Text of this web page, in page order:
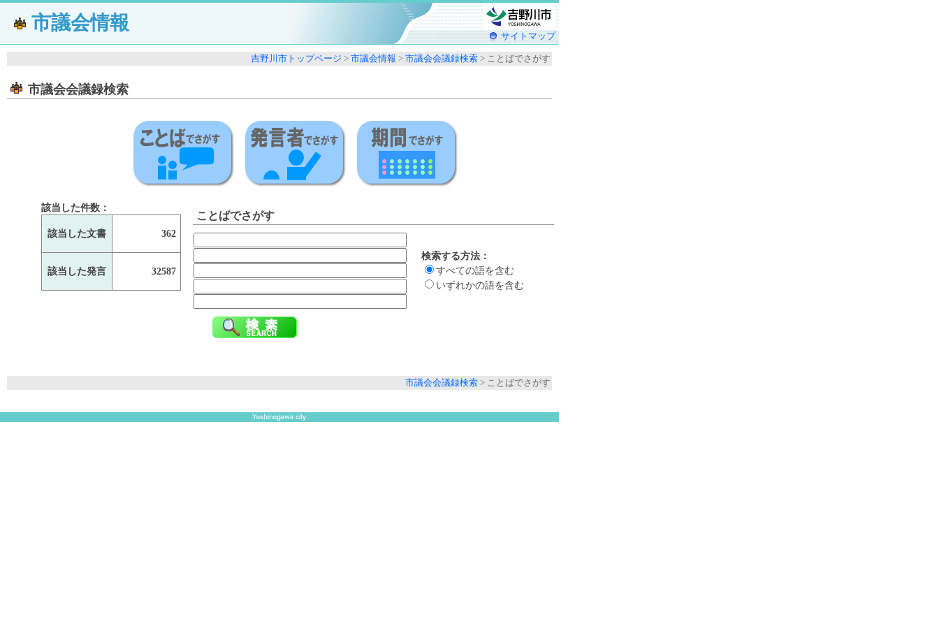
市議会情報
サイトマップ
吉野川市トップページ > 市議会情報 > 市議会会議録検索 > ことばでさがす
市議会会議録検索
該当した件数：
該当した文書 362
該当した発言 32587
ことばでさがす
検索する方法：
すべての語を含む
いずれかの語を含む
市議会会議録検索 > ことばでさがす